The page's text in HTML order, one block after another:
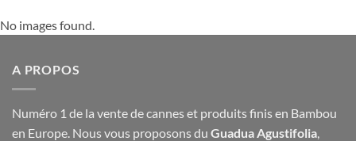
No images found.
A PROPOS
Numéro 1 de la vente de cannes et produits finis en Bambou
en Europe. Nous vous proposons du Guadua Agustifolia